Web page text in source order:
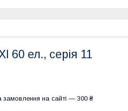
60 ел., серія 11
замовлення на сайті — 300 ₴